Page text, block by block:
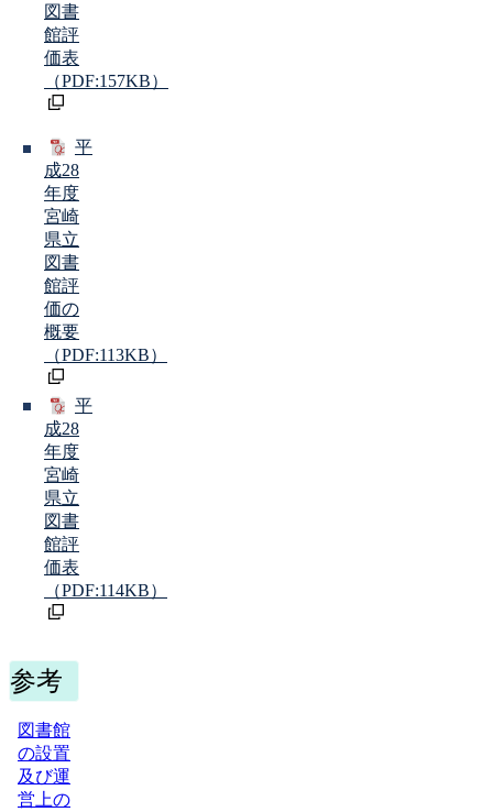
図書
館評
価表
（PDF:157KB）
平
成28
年度
宮崎
県立
図書
館評
価の
概要
（PDF:113KB）
平
成28
年度
宮崎
県立
図書
館評
価表
（PDF:114KB）
参考
図書館
の設置
及び運
営上の